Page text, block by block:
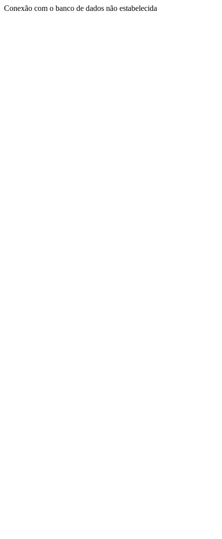
Conexão com o banco de dados não estabelecida